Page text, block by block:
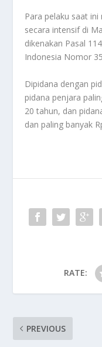
Para pelaku saat
secara intensif di
dikenakan Pasal
Indonesia Nomor
Dipidana dengan
pidana penjara
20 tahun, dan
dan paling banyak
RATE:
PREVIOUS